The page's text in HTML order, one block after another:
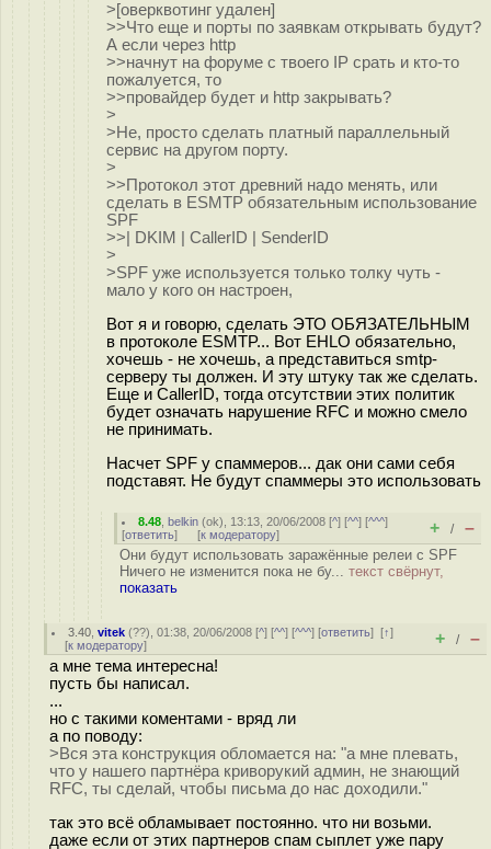
>[оверквотинг удален]
>>Что еще и порты по заявкам открывать будут?
А если через http
>>начнут на форуме с твоего IP срать и кто-то
пожалуется, то
>>провайдер будет и http закрывать?
>
>Не, просто сделать платный параллельный
сервис на другом порту.
>
>>Протокол этот древний надо менять, или
сделать в ESMTP обязательным использование
SPF
>>| DKIM | CallerID | SenderID
>
>SPF уже используется только толку чуть -
мало у кого он настроен,
Вот я и говорю, сделать ЭТО ОБЯЗАТЕЛЬНЫМ
в протоколе ESMTP... Вот EHLO обязательно,
хочешь - не хочешь, а представиться smtp-
серверу ты должен. И эту штуку так же сделать.
Еще и CallerID, тогда отсутствии этих политик
будет означать нарушение RFC и можно смело
не принимать.
Насчет SPF у спаммеров... дак они сами себя
подставят. Не будут спаммеры это использовать
8.48 ,belkin (ok), 13:13, 20/06/2008 [^] [^^] [^^^]
[ответить] [к модератору] + / –
Они будут использовать заражённые релеи с SPF
Ничего не изменится пока не бу... текст свёрнут,
показать
3.40 ,vitek (??), 01:38, 20/06/2008 [^] [^^] [^^^] [ответить][↑]
[к модератору] + / –
а мне тема интересна!
пусть бы написал.
...
но с такими коментами - вряд ли
а по поводу:
>Вся эта конструкция обломается на: "а мне плевать,
что у нашего партнёра криворукий админ, не знающий
RFC, ты сделай, чтобы письма до нас доходили."
так это всё обламывает постоянно. что ни возьми.
даже если от этих партнеров спам сыплет уже пару